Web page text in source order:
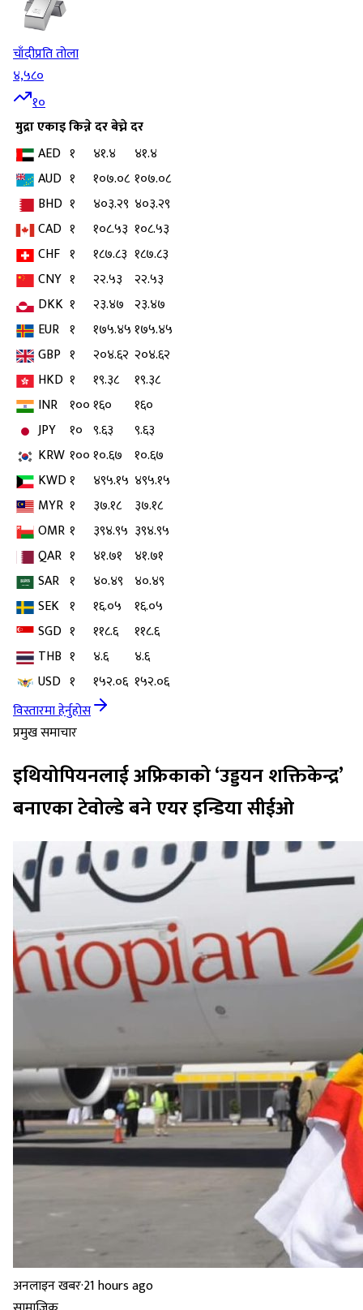
चाँदीप्रति तोला
४,५८०
१०
मुद्राएकाइकिन्ने दरबेच्ने दर
AED १ ४१.४
४१.४
AUD १ १०७.०८ १०७.०८
BHD १ ४०३.२९ ४०३.२९
CAD १ १०८.५३ १०८.५३
CHF १ १८७.८३ १८७.८३
CNY १ २२.५३
२२.५३
DKK १ २३.४७ २३.४७
EUR १ १७५.४५१७५.४५
GBP १ २०४.६२ २०४.६२
HKD १ १९.३८
१९.३८
INR १००१६०
१६०
JPY
१० ९.६३
९.६३
KRW १००१०.६७ १०.६७
KWD१ ४९५.१५ ४९५.१५
MYR १ ३७.१८
३७.१८
OMR १ ३९४.९५ ३९४.९५
QAR १ ४१.७१
४१.७१
SAR १ ४०.४९ ४०.४९
SEK १ १६.०५
१६.०५
SGD १ ११८.६
११८.६
THB १ ४.६
४.६
USD १ १५२.०६ १५२.०६
विस्तारमा हेर्नुहोस
प्रमुख समाचार
इथियोपियनलाई अफ्रिकाको ‘उड्डयन शक्तिकेन्द्र’
बनाएका टेवोल्डे बने एयर इन्डिया सीईओ
अनलाइन खबर·21 hours ago